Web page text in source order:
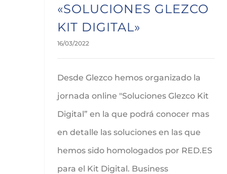
«SOLUCIONES GLEZCO
KIT DIGITAL»
16/03/2022
Desde Glezco hemos organizado la
jornada online "Soluciones Glezco Kit
Digital” en la que podrá conocer mas
en detalle las soluciones en las que
hemos sido homologados por RED.ES
para el Kit Digital. Business